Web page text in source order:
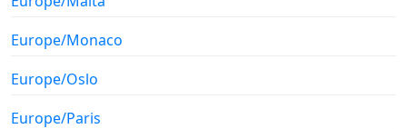
Europe/Monaco
Europe/Oslo
Europe/Paris